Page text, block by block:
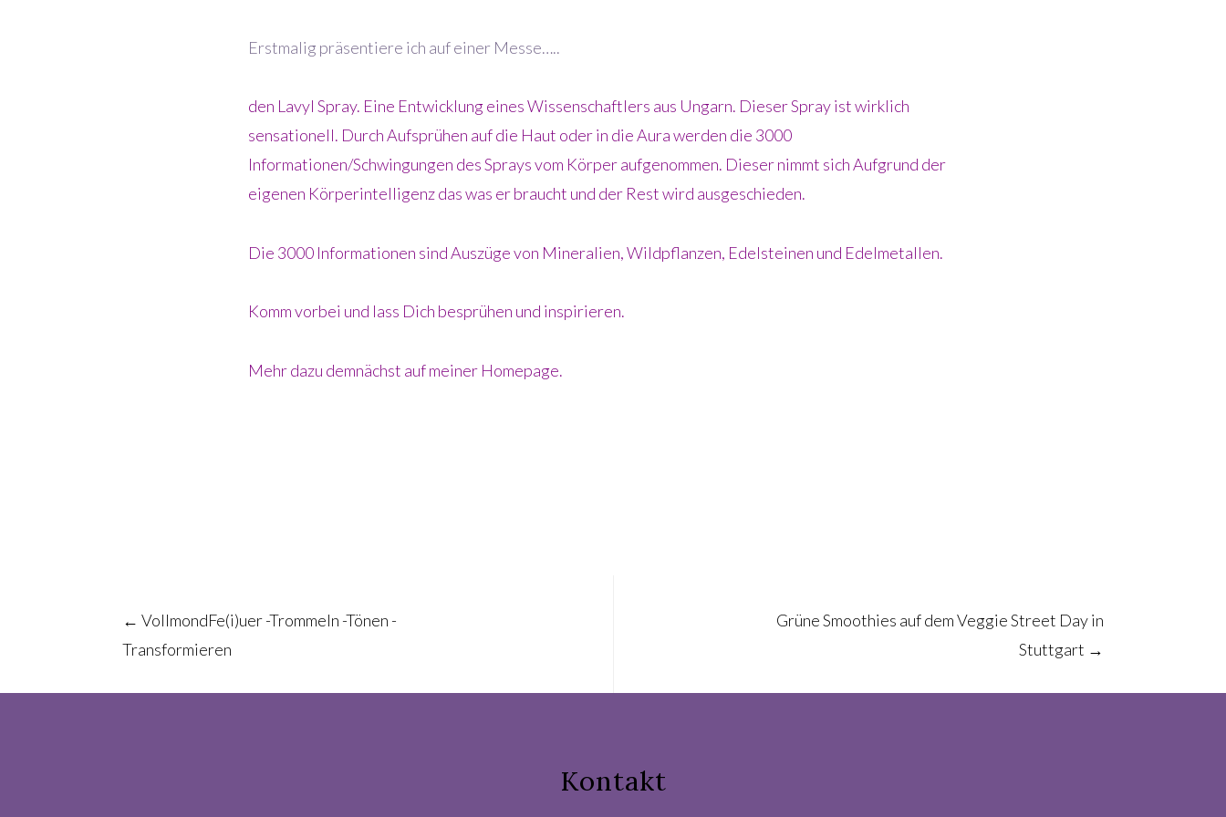
Erstmalig präsentiere ich auf einer Messe…..
den Lavyl Spray. Eine Entwicklung eines Wissenschaftlers aus Ungarn. Dieser Spray ist wirklich
sensationell. Durch Aufsprühen auf die Haut oder in die Aura werden die 3000
Informationen/Schwingungen des Sprays vom Körper aufgenommen. Dieser nimmt sich Aufgrund der
eigenen Körperintelligenz das was er braucht und der Rest wird ausgeschieden.
Die 3000 Informationen sind Auszüge von Mineralien, Wildpflanzen, Edelsteinen und Edelmetallen.
Komm vorbei und lass Dich besprühen und inspirieren.
Mehr dazu demnächst auf meiner Homepage.
← VollmondFe(i)uer -Trommeln -Tönen -
Transformieren
Grüne Smoothies auf dem Veggie Street Day in
Stuttgart →
Kontakt